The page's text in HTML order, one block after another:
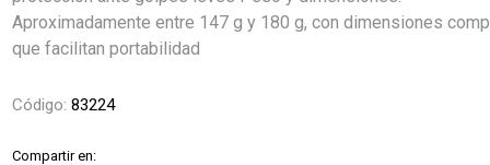
Aproximadamente entre 147 g y 180 g, con dimensiones
que facilitan portabilidad
Código: 83224
Compartir en: